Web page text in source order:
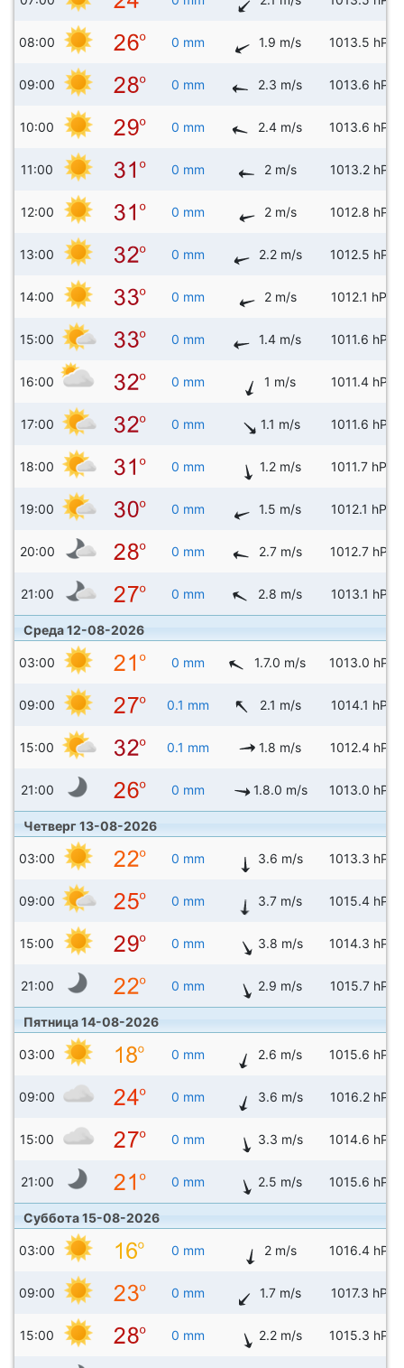
08:00 0 mm 1.9 m/s 1013.5 hPa
09:00 0 mm 2.3 m/s 1013.6 hPa
10:00 0 mm 2.4 m/s 1013.6 hPa
11:00 0 mm 2 m/s 1013.2 hPa
12:00 0 mm 2 m/s 1012.8 hPa
13:00 0 mm 2.2 m/s 1012.5 hPa
14:00 0 mm 2 m/s 1012.1 hPa
15:00 0 mm 1.4 m/s 1011.6 hPa
16:00 0 mm 1 m/s 1011.4 hPa
17:00 0 mm 1.1 m/s 1011.6 hPa
18:00 0 mm 1.2 m/s 1011.7 hPa
19:00 0 mm 1.5 m/s 1012.1 hPa
20:00 0 mm 2.7 m/s 1012.7 hPa
21:00 0 mm 2.8 m/s 1013.1 hPa
Среда 12-08-2026
03:00 0 mm 1.7.0 m/s 1013.0 hPa
09:00 0.1 mm 2.1 m/s 1014.1 hPa
15:00 0.1 mm 1.8 m/s 1012.4 hPa
21:00 0 mm 1.8.0 m/s 1013.0 hPa
Четверг 13-08-2026
03:00 0 mm 3.6 m/s 1013.3 hPa
09:00 0 mm 3.7 m/s 1015.4 hPa
15:00 0 mm 3.8 m/s 1014.3 hPa
21:00 0 mm 2.9 m/s 1015.7 hPa
Пятница 14-08-2026
03:00 0 mm 2.6 m/s 1015.6 hPa
09:00 0 mm 3.6 m/s 1016.2 hPa
15:00 0 mm 3.3 m/s 1014.6 hPa
21:00 0 mm 2.5 m/s 1015.6 hPa
Суббота 15-08-2026
03:00 0 mm 2 m/s 1016.4 hPa
09:00 0 mm 1.7 m/s 1017.3 hPa
15:00 0 mm 2.2 m/s 1015.3 hPa